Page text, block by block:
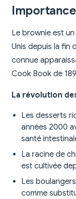
Le brownie est
Unis depuis la fin
connue
Cook Book de
La révolution
Les desserts
années 2000
santé
La racine de
est cultivée
Les
comme